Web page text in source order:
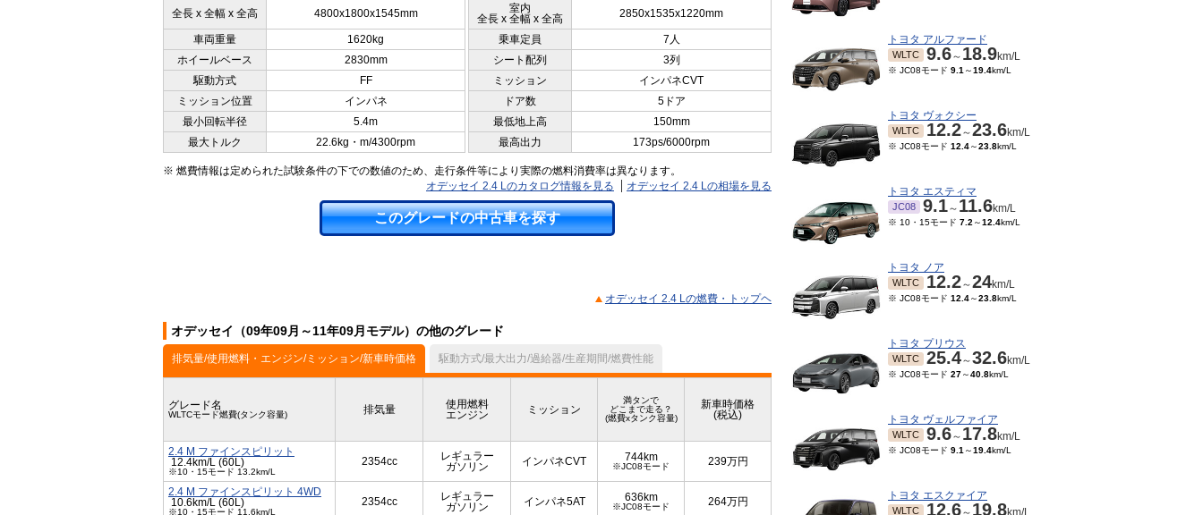
全長 x 全幅 x 全高 4800x1800x1545mm
室内
全長 x 全幅 x 全高
2850x1535x1220mm
車両重量 1620kg 乗車定員
7人
ホイールベース
2830mm シート配列
3列
駆動方式
FF ミッション
インパネCVT
ミッション位置
インパネ ドア数
5ドア
最小回転半径
5.4m 最低地上高
150mm
最大トルク
22.6kg・m/4300rpm 最高出力 173ps/6000rpm
※ 燃費情報は定められた試験条件の下での数値のため、走行条件等により実際の燃料消費率は異なります。
オデッセイ 2.4 Lのカタログ情報を見る
オデッセイ 2.4 Lの相場を見る
このグレードの中古車を探す
オデッセイ 2.4 Lの燃費・トップヘ
オデッセイ（09年09月～11年09月モデル）の他のグレード
排気量/使用燃料・エンジン/ミッション/新車時価格 駆動方式/最大出力/過給器/生産期間/燃費性能
グレード名
WLTCモード燃費(タンク容量) 排気量
使用燃料
エンジン
ミッション
満タンで
どこまで走る？
(燃費xタンク容量)
新車時価格
(税込)
2.4 M ファインスピリット
12.4km/L (60L)
※10・15モード 13.2km/L
2354cc
レギュラー
ガソリン
インパネCVT 744km
※JC08モード 239万円
2.4 M ファインスピリット 4WD
10.6km/L (60L)
※10・15モード 11.6km/L
2354cc
レギュラー
ガソリン
インパネ5AT 636km
※JC08モード 264万円
トヨタ アルファード
WLTC 9.6～ 18.9km/L
※ JC08モード 9.1 ～19.4km/L
トヨタ ヴォクシー
WLTC 12.2～23.6km/L
※ JC08モード 12.4～23.8km/L
トヨタ エスティマ
JC08 9.1～ 11.6km/L
※ 10・15モード 7.2 ～12.4km/L
トヨタ ノア
WLTC 12.2～24km/L
※ JC08モード 12.4～23.8km/L
トヨタ プリウス
WLTC 25.4～32.6km/L
※ JC08モード 27～40.8km/L
トヨタ ヴェルファイア
WLTC 9.6～ 17.8km/L
※ JC08モード 9.1 ～19.4km/L
トヨタ エスクァイア
WLTC 12.6～ 19.8km/L